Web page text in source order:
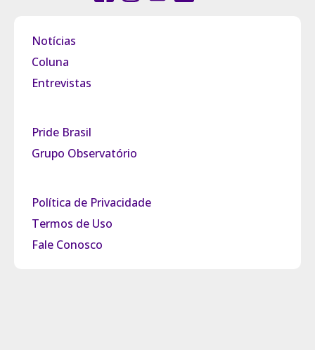
Notícias
Coluna
Entrevistas
Pride Brasil
Grupo Observatório
Política de Privacidade
Termos de Uso
Fale Conosco